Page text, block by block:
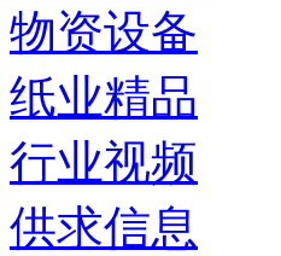
物资设备
纸业精品
行业视频
供求信息